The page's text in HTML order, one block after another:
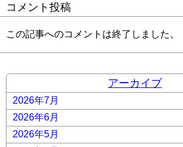
コメント投稿
この記事へのコメントは終了しました。
アーカイブ
2026年7月
2026年6月
2026年5月